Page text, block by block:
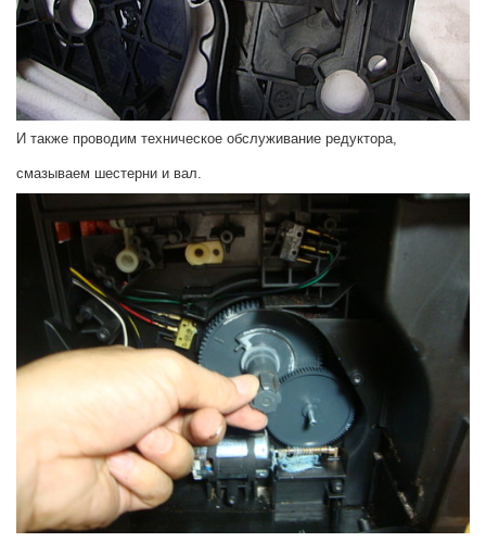
И также проводим техническое обслуживание редуктора,
смазываем шестерни и вал.